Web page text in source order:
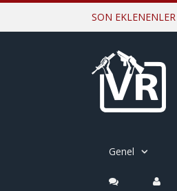
SON EKLENENLER
Genel